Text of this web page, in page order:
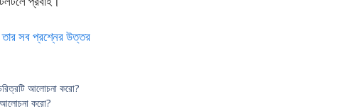
তার সব প্রশ্নের উত্তর
চরিত্রটি আলোচনা করো?
আলোচনা করো?